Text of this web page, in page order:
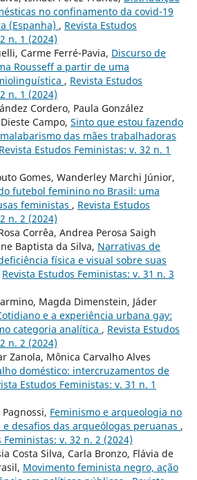
no confinamento da covid-19
(Espanha) , Revista Estudos
n. 1 (2024)
Carme Ferré-Pavia, Discurso de
Rousseff a partir de uma
, Revista Estudos
n. 1 (2024)
Cordero, Paula González
Campo, Sinto que estou fazendo
das mães trabalhadoras
Revista Estudos Feministas: v. 32 n. 1
Gomes, Wanderley Marchi Júnior,
futebol feminino no Brasil: uma
feministas , Revista Estudos
n. 2 (2024)
Corrêa, Andrea Perosa Saigh
Baptista da Silva, Narrativas de
física e visual sobre suas
Revista Estudos Feministas: v. 31 n. 3
Magda Dimenstein, Jáder
e a experiência urbana gay:
categoria analítica , Revista Estudos
n. 2 (2024)
Zanola, Mônica Carvalho Alves
doméstico: intercruzamentos de
Estudos Feministas: v. 31 n. 1
Feminismo e arqueologia no
e desafios das arqueólogas peruanas ,
Feministas: v. 32 n. 2 (2024)
Costa Silva, Carla Bronzo, Flávia de
Movimento feminista negro, ação